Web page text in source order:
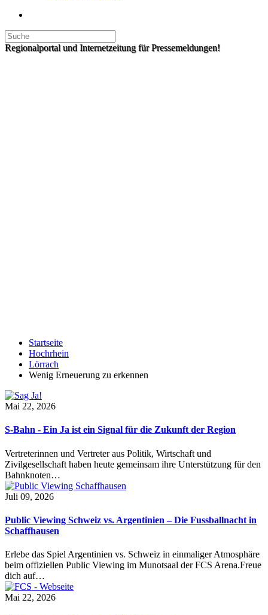
Regionalportal und Internetzeitung für Pressemeldungen!
Startseite
Hochrhein
Lörrach
Wenig Erneuerung zu erkennen
Mai 22, 2026
S-Bahn - Ein Ja ist ein Signal für die Zukunft der Region
Vertreterinnen und Vertreter aus Politik, Wirtschaft und
Zivilgesellschaft haben heute gemeinsam ihre Unterstützung für den
Bahnknoten…
Juli 09, 2026
Public Viewing Schweiz vs. Argentinien – Die Fussballnacht in
Schaffhausen
Erlebe das Spiel Argentinien vs. Schweiz in einmaliger Atmosphäre
beim offiziellen Public Viewing im Munotsaal der FCS Arena.Freue
dich auf…
Mai 22, 2026